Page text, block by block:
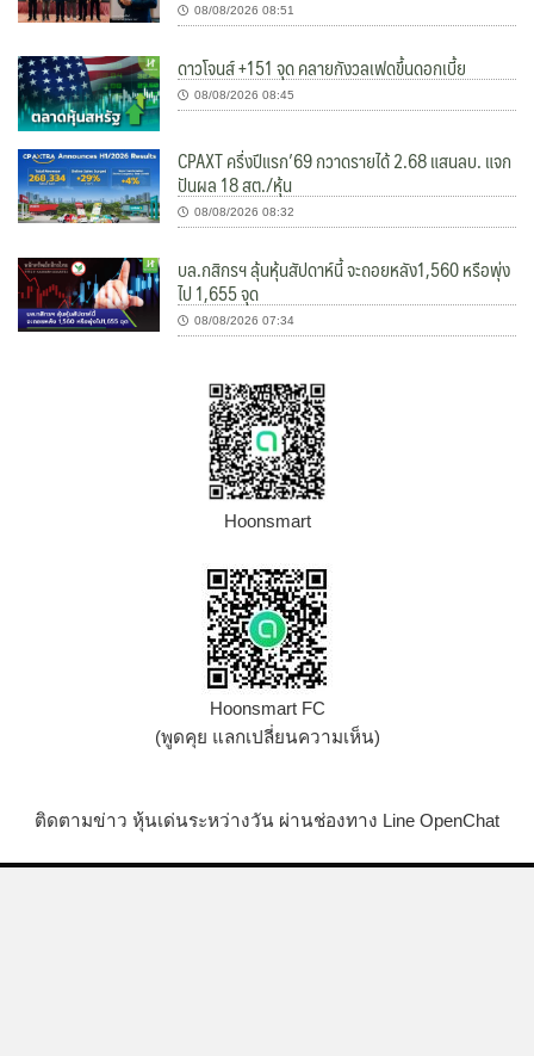
08/08/2026 08:51
ดาวโจนส์ +151 จุด คลายกังวลเฟดขึ้นดอกเบี้ย
08/08/2026 08:45
CPAXT ครึ่งปีแรก’69 กวาดรายได้ 2.68 แสนลบ. แจก
ปันผล 18 สต./หุ้น
08/08/2026 08:32
บล.กสิกรฯ ลุ้นหุ้นสัปดาห์นี้ จะถอยหลัง1,560 หรือพุ่ง
ไป 1,655 จุด
08/08/2026 07:34
Hoonsmart
Hoonsmart FC
(พูดคุย แลกเปลี่ยนความเห็น)
ติดตามข่าว หุ้นเด่นระหว่างวัน ผ่านช่องทาง Line OpenChat